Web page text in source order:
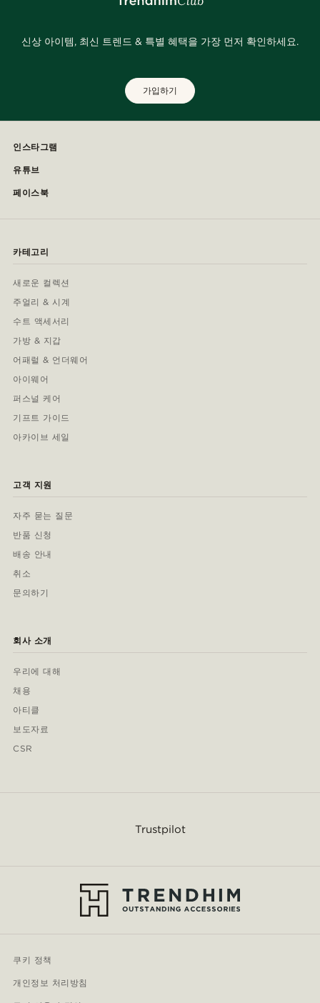
신상 아이템, 최신 트렌드 & 특별 혜택을 가장 먼저 확인하세요.
가입하기
인스타그램
유튜브
페이스북
카테고리
새로운 컬렉션
주얼리 & 시계
수트 액세서리
가방 & 지갑
어패럴 & 언더웨어
아이웨어
퍼스널 케어
기프트 가이드
아카이브 세일
고객 지원
자주 묻는 질문
반품 신청
배송 안내
취소
문의하기
회사 소개
우리에 대해
채용
아티클
보도자료
CSR
Trustpilot
쿠키 정책
개인정보 처리방침